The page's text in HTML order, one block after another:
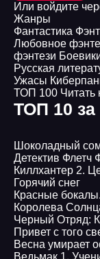
Или войдите
Жанры
Фантастика
Любовное
фэнтези
Русская
Ужасы
ТОП 100 Читать
ТОП 10
Шоколадный
Детектив Флетч
Киллхантер 2.
Горячий снег
Красные
Королева
Черный Отряд:
Привет с того
Весна умирает
Ведьмак 1.